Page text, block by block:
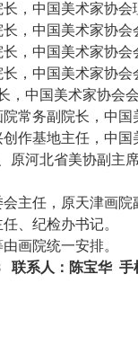
，中国美术家协
，中国美术家协会
，中国美术家协
，中国美术家协会
，中国美术家协会
常务副院长，中国
创作基地主任，中
原河北省美协副主
主任，原天津画院
、纪检办书记。
画院统一安排。
联系人：陈宝华 手